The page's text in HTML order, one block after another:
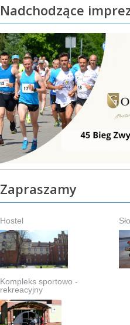
Nadchodzące
Zapraszamy
Hostel
Kompleks sportowo -
rekreacyjny